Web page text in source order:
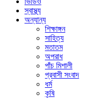
স্বাস্থ্য
অন্যান্য
শিক্ষাঙ্গন
সাহিত্য
মতাতম
অপরাধ
পাঁচ মিশালী
প্রবাসী সংবাদ
ধর্ম
কৃষি